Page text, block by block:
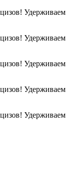
Удерживаем
Удерживаем
Удерживаем
Удерживаем
Удерживаем